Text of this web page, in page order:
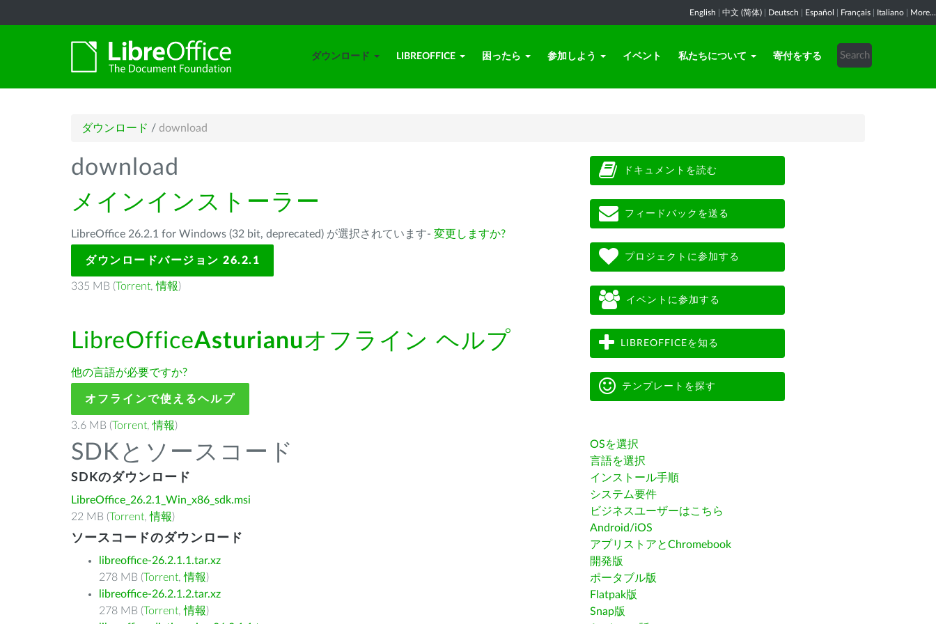
English 中文 (简体) Deutsch Español Français Italiano More...
ダウンロード LIBREOFFICE 困ったら 参加しよう イベント 私たちについて 寄付をする
ダウンロード / download
download
メインインストーラー
LibreOffice 26.2.1 for Windows (32 bit, deprecated) が選択されています- 変更しますか?
ダウンロードバージョン 26.2.1
335 MB (Torrent,情報)
LibreOfficeAsturianuオフライン ヘルプ
他の言語が必要ですか?
オフラインで使えるヘルプ
3.6 MB (Torrent,情報)
SDKとソースコード
SDKのダウンロード
LibreOffice_26.2.1_Win_x86_sdk.msi
22 MB (Torrent,情報)
ソースコードのダウンロード
libreoffice-26.2.1.1.tar.xz
278 MB (Torrent,情報)
libreoffice-26.2.1.2.tar.xz
278 MB (Torrent,情報)
ドキュメントを読む
フィードバックを送る
プロジェクトに参加する
イベントに参加する
LIBREOFFICEを知る
テンプレートを探す
OSを選択
言語を選択
インストール手順
システム要件
ビジネスユーザーはこちら
Android/iOS
アプリストアとChromebook
開発版
ポータブル版
Flatpak版
Snap版